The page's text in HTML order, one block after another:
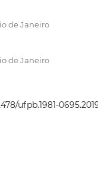
de Janeiro
de Janeiro
ufpb.1981-